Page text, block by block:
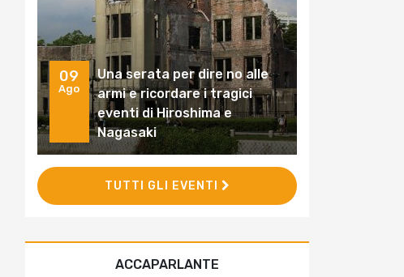
09
Ago
Una serata per dire no alle
armi e ricordare i tragici
eventi di Hiroshima e
Nagasaki
TUTTI GLI EVENTI
ACCAPARLANTE